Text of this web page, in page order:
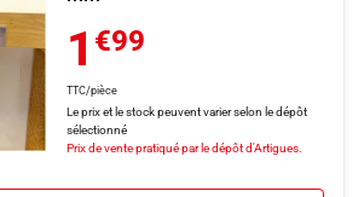
1 €99
TTC/pièce
Le prix et le stock peuvent varier selon le dépôt
sélectionné
Prix de vente pratiqué par le dépôt d'Artigues.